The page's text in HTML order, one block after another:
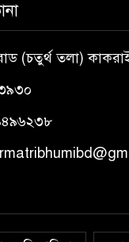
(চতুর্থ তলা)